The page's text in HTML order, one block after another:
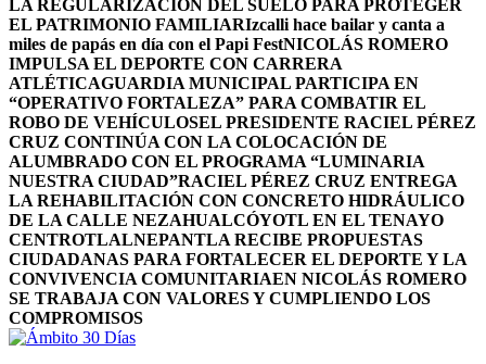
LA REGULARIZACIÓN DEL SUELO PARA PROTEGER
EL PATRIMONIO FAMILIARIzcalli hace bailar y canta a
miles de papás en día con el Papi FestNICOLÁS ROMERO
IMPULSA EL DEPORTE CON CARRERA
ATLÉTICAGUARDIA MUNICIPAL PARTICIPA EN
“OPERATIVO FORTALEZA” PARA COMBATIR EL
ROBO DE VEHÍCULOSEL PRESIDENTE RACIEL PÉREZ
CRUZ CONTINÚA CON LA COLOCACIÓN DE
ALUMBRADO CON EL PROGRAMA “LUMINARIA
NUESTRA CIUDAD”RACIEL PÉREZ CRUZ ENTREGA
LA REHABILITACIÓN CON CONCRETO HIDRÁULICO
DE LA CALLE NEZAHUALCÓYOTL EN EL TENAYO
CENTROTLALNEPANTLA RECIBE PROPUESTAS
CIUDADANAS PARA FORTALECER EL DEPORTE Y LA
CONVIVENCIA COMUNITARIAEN NICOLÁS ROMERO
SE TRABAJA CON VALORES Y CUMPLIENDO LOS
COMPROMISOS